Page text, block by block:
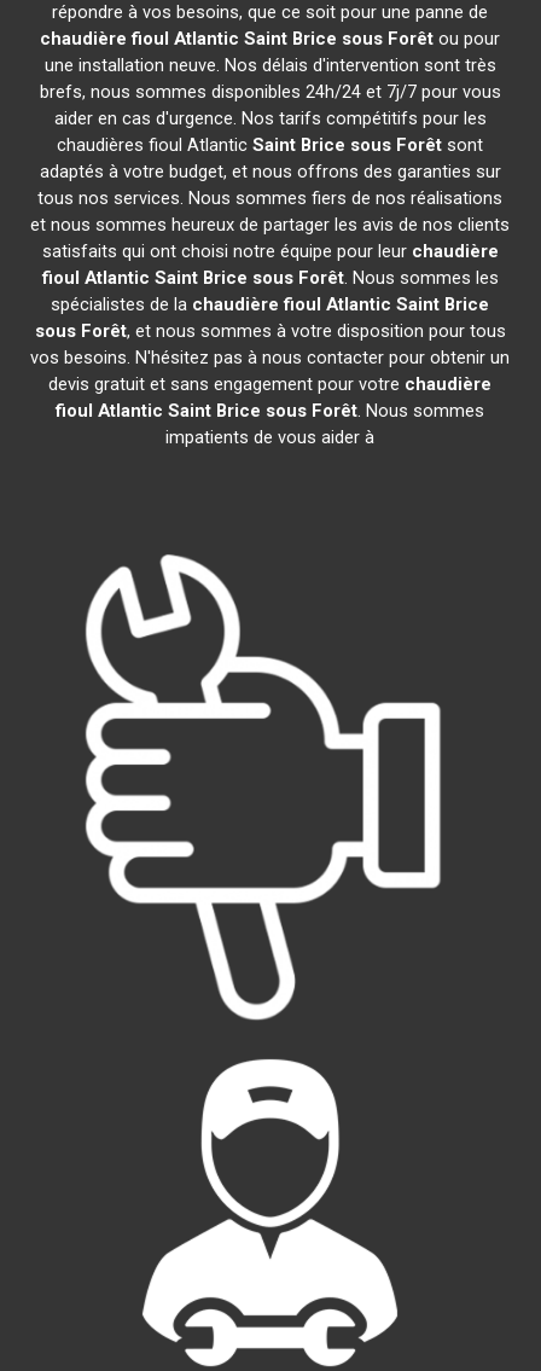
répondre à vos besoins, que ce soit pour une panne de
chaudière fioul Atlantic Saint Brice sous Forêt ou pour
une installation neuve. Nos délais d'intervention sont très
brefs, nous sommes disponibles 24h/24 et 7j/7 pour vous
aider en cas d'urgence. Nos tarifs compétitifs pour les
chaudières fioul AtlanticSaint Brice sous Forêt sont
adaptés à votre budget, et nous offrons des garanties sur
tous nos services. Nous sommes fiers de nos réalisations
et nous sommes heureux de partager les avis de nos clients
satisfaits qui ont choisi notre équipe pour leur chaudière
fioul Atlantic Saint Brice sous Forêt. Nous sommes les
spécialistes de la chaudière fioul Atlantic Saint Brice
sous Forêt, et nous sommes à votre disposition pour tous
vos besoins. N'hésitez pas à nous contacter pour obtenir un
devis gratuit et sans engagement pour votre chaudière
fioul Atlantic Saint Brice sous Forêt. Nous sommes
impatients de vous aider à